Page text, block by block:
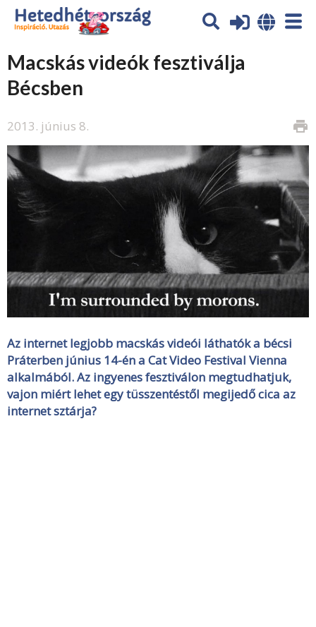
Macskás videók fesztiválja
Bécsben
2013. június 8. print
Az internet legjobb macskás videói láthatók a bécsi
Práterben június 14-én a Cat Video Festival Vienna
alkalmából. Az ingyenes fesztiválon megtudhatjuk,
vajon miért lehet egy tüsszentéstől megijedő cica az
internet sztárja?